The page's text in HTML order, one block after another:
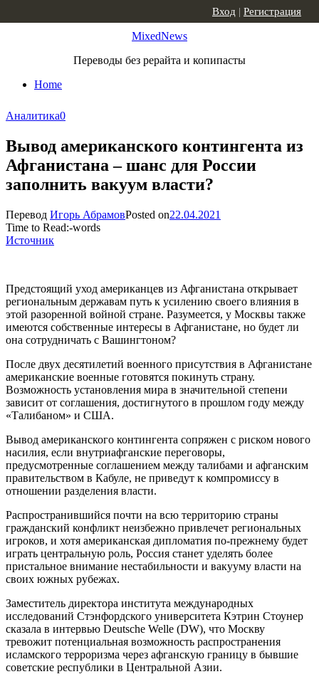
MixedNews
Переводы без рерайта и копипасты
Home
Вход | Регистрация
Аналитика0
Вывод американского контингента из
Афганистана – шанс для России
заполнить вакуум власти?
Перевод Игорь АбрамовPosted on22.04.2021
Time to Read:-words
Источник
Предстоящий уход американцев из Афганистана открывает
региональным державам путь к усилению своего влияния в
этой разоренной войной стране. Разумеется, у Москвы также
имеются собственные интересы в Афганистане, но будет ли
она сотрудничать с Вашингтоном?
После двух десятилетий военного присутствия в Афганистане
американские военные готовятся покинуть страну.
Возможность установления мира в значительной степени
зависит от соглашения, достигнутого в прошлом году между
«Талибаном» и США.
Вывод американского контингента сопряжен с риском нового
насилия, если внутриафганские переговоры,
предусмотренные соглашением между талибами и афганским
правительством в Кабуле, не приведут к компромиссу в
отношении разделения власти.
Распространившийся почти на всю территорию страны
гражданский конфликт неизбежно привлечет региональных
игроков, и хотя американская дипломатия по-прежнему будет
играть центральную роль, Россия станет уделять более
пристальное внимание нестабильности и вакууму власти на
своих южных рубежах.
Заместитель директора института международных
исследований Стэнфордского университета Кэтрин Стоунер
сказала в интервью Deutsche Welle (DW), что Москву
тревожит потенциальная возможность распространения
исламского терроризма через афганскую границу в бывшие
советские республики в Центральной Азии.